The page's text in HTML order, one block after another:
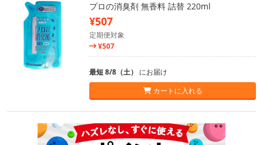
プロの消臭剤 無香料 詰替 220ml
¥507
定期便対象
¥507
最短 8/8（土） にお届け
カートに入れる